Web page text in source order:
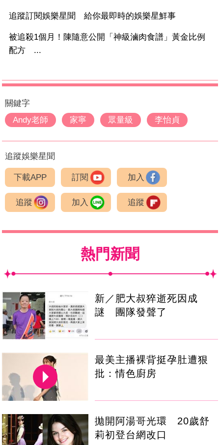
追蹤訂閱娛樂星聞 給你最即時的娛樂星鮮事
被追殺1個月！陳隨意公開「神級滷肉食譜」黃金比例
配方 ...
關鍵字
Andy老師
家寧 眾量級 李怡貞
追蹤娛樂星聞
下載APP 訂閱 加入
追蹤 加入 追蹤
熱門新聞
新／肥大叔猝逝死因成
謎 團隊發聲了
最美主播裸背挺孕肚遭狠
批：情色廚房
拋開阿湯哥光環 20歲舒
莉初登台網改口